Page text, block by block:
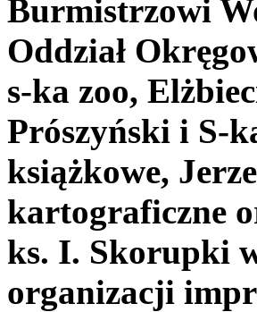
Burmistrzowi
Oddział
s-ka zoo,
Prószyński i S-
książkowe,
kartograficzne
ks. I. Skorupki
organizacji